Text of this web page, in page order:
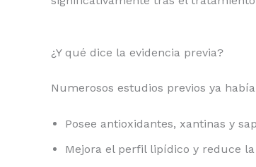
¿Y qué dice la evidencia previa?
Numerosos estudios previos ya
Posee antioxidantes, xantinas y
Mejora el perfil lipídico y reduce